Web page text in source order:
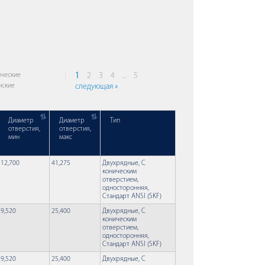
1 2 3 4 ...
5
следующая »
Диаметр
отверстия,
мин
Диаметр
отверстия,
макс
Тип
12,700 41,275
Двухрядные, С
коническим
отверстием,
односторонняя,
Стандарт ANSI (SKF)
9,520 25,400
Двухрядные, С
коническим
отверстием,
односторонняя,
Стандарт ANSI (SKF)
9,520 25,400
Двухрядные, С